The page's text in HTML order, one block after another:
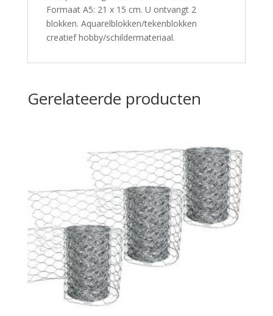
Formaat A5: 21 x 15 cm. U ontvangt 2
blokken. Aquarelblokken/tekenblokken
creatief hobby/schildermateriaal.
Gerelateerde producten